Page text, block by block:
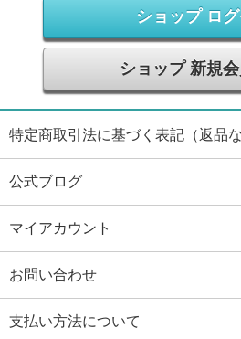
ショップ ロ
ショップ 新規
特定商取引法に基づく表記（返品な
公式ブログ
マイアカウント
お問い合わせ
支払い方法について